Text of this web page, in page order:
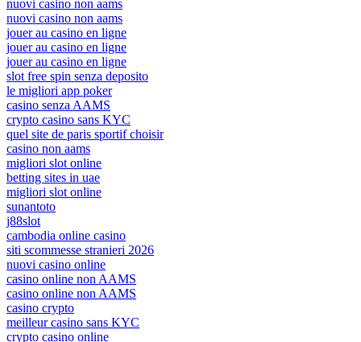
nuovi casino non aams
nuovi casino non aams
jouer au casino en ligne
jouer au casino en ligne
jouer au casino en ligne
slot free spin senza deposito
le migliori app poker
casino senza AAMS
crypto casino sans KYC
quel site de paris sportif choisir
casino non aams
migliori slot online
betting sites in uae
migliori slot online
sunantoto
j88slot
cambodia online casino
siti scommesse stranieri 2026
nuovi casino online
casino online non AAMS
casino online non AAMS
casino crypto
meilleur casino sans KYC
crypto casino online